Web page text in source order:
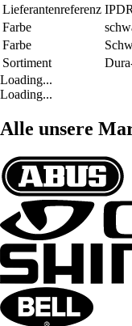
Lieferantenreferenz
Farbe
Farbe
Sortiment
Loading...
Loading...
Alle unsere